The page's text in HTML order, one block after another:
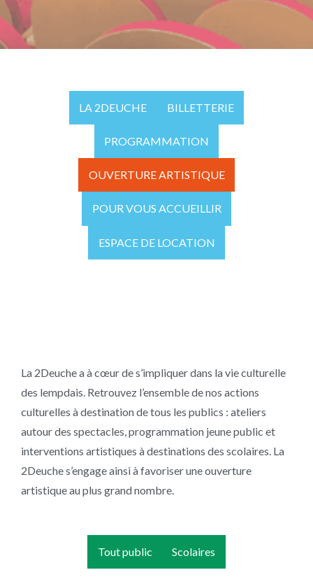
LA 2DEUCHE BILLETTERIE
PROGRAMMATION
OUVERTURE ARTISTIQUE
POUR VOUS ACCUEILLIR
ESPACE DE LOCATION
La 2Deuche a à cœur de s’impliquer dans la vie culturelle
des lempdais. Retrouvez l’ensemble de nos actions
culturelles à destination de tous les publics : ateliers
autour des spectacles, programmation jeune public et
interventions artistiques à destinations des scolaires. La
2Deuche s’engage ainsi à favoriser une ouverture
artistique au plus grand nombre.
Tout public Scolaires